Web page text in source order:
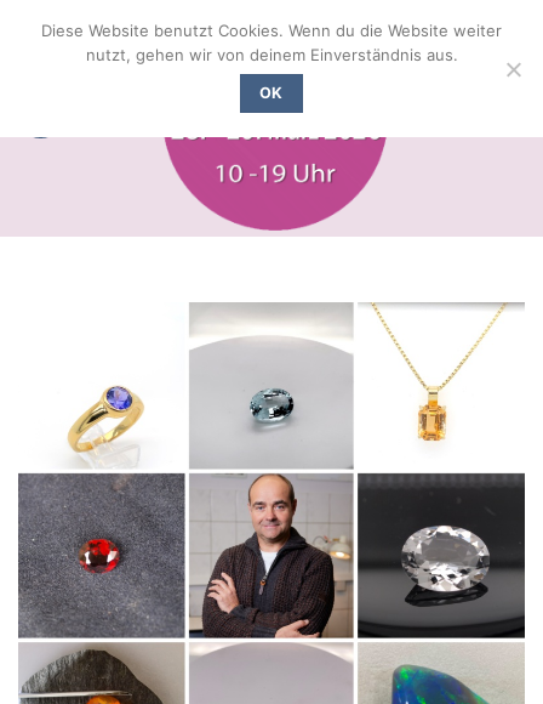
Inhalt
Diese Website benutzt Cookies. Wenn du die Website weiter
nutzt, gehen wir von deinem Einverständnis aus.
OK